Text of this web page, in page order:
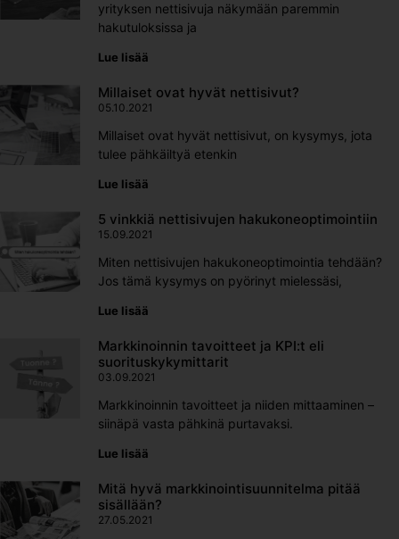
yrityksen nettisivuja näkymään paremmin
hakutuloksissa ja
Lue lisää
Millaiset ovat hyvät nettisivut?
05.10.2021
Millaiset ovat hyvät nettisivut, on kysymys, jota
tulee pähkäiltyä etenkin
Lue lisää
5 vinkkiä nettisivujen hakukoneoptimointiin
15.09.2021
Miten nettisivujen hakukoneoptimointia tehdään?
Jos tämä kysymys on pyörinyt mielessäsi,
Lue lisää
Markkinoinnin tavoitteet ja KPI:t eli
suorituskykymittarit
03.09.2021
Markkinoinnin tavoitteet ja niiden mittaaminen –
siinäpä vasta pähkinä purtavaksi.
Lue lisää
Mitä hyvä markkinointisuunnitelma pitää
sisällään?
27.05.2021